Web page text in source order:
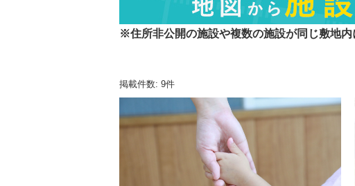
※住所非公開の施設や複数の施設が同じ敷地
掲載件数: 9件